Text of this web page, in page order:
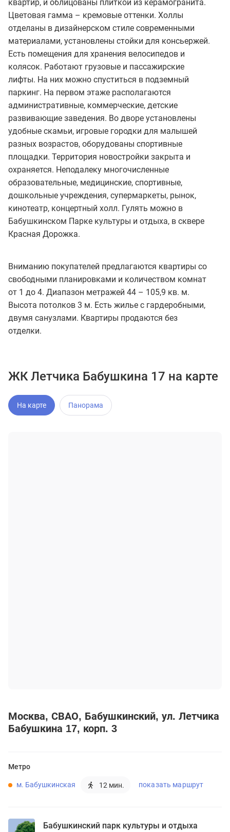
квартир, и облицованы плиткой из керамогранита.
Цветовая гамма – кремовые оттенки. Холлы
отделаны в дизайнерском стиле современными
материалами, установлены стойки для консьержей.
Есть помещения для хранения велосипедов и
колясок. Работают грузовые и пассажирские
лифты. На них можно спуститься в подземный
паркинг. На первом этаже располагаются
административные, коммерческие, детские
развивающие заведения. Во дворе установлены
удобные скамьи, игровые городки для малышей
разных возрастов, оборудованы спортивные
площадки. Территория новостройки закрыта и
охраняется. Неподалеку многочисленные
образовательные, медицинские, спортивные,
дошкольные учреждения, супермаркеты, рынок,
кинотеатр, концертный холл. Гулять можно в
Бабушкинском Парке культуры и отдыха, в сквере
Красная Дорожка.
Вниманию покупателей предлагаются квартиры со
свободными планировками и количеством комнат
от 1 до 4. Диапазон метражей 44 – 105,9 кв. м.
Высота потолков 3 м. Есть жилье с гардеробными,
двумя санузлами. Квартиры продаются без
отделки.
ЖК Летчика Бабушкина 17 на карте
На карте Панорама
Москва СВАО Бабушкинский ул. Летчика
Бабушкина 17, корп. 3
Метро
м. Бабушкинская 12 мин. показать маршрут
Бабушкинский парк культуры и отдыха